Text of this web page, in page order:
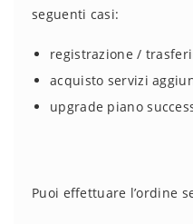
seguenti casi:
registrazione /
acquisto servizi
upgrade piano
Puoi effettuare l’ordine